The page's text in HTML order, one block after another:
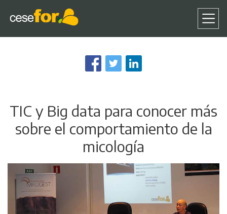
al
contenido
TIC y Big data para conocer más
sobre el comportamiento de la
micología